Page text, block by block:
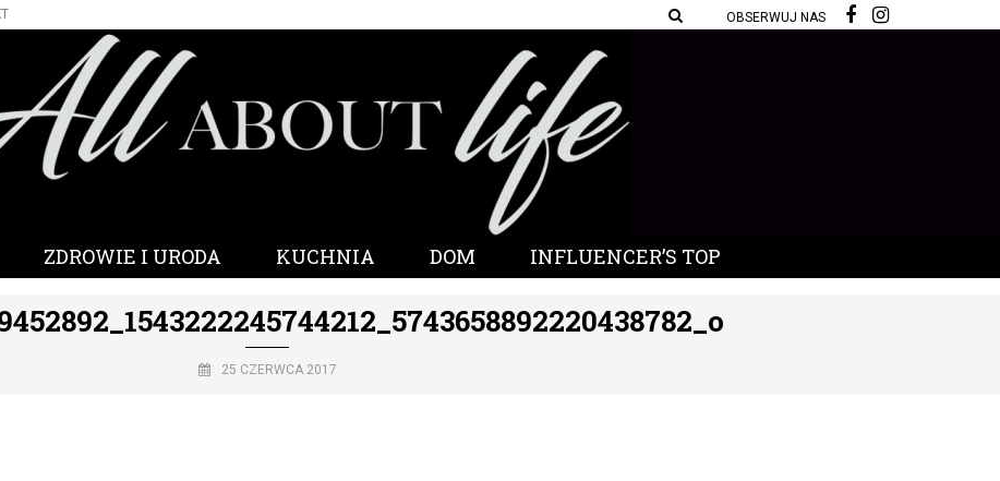
OBSERWUJ NAS
ZDROWIE I URODA KUCHNIA DOM INFLUENCER’S TOP
25 CZERWCA 2017